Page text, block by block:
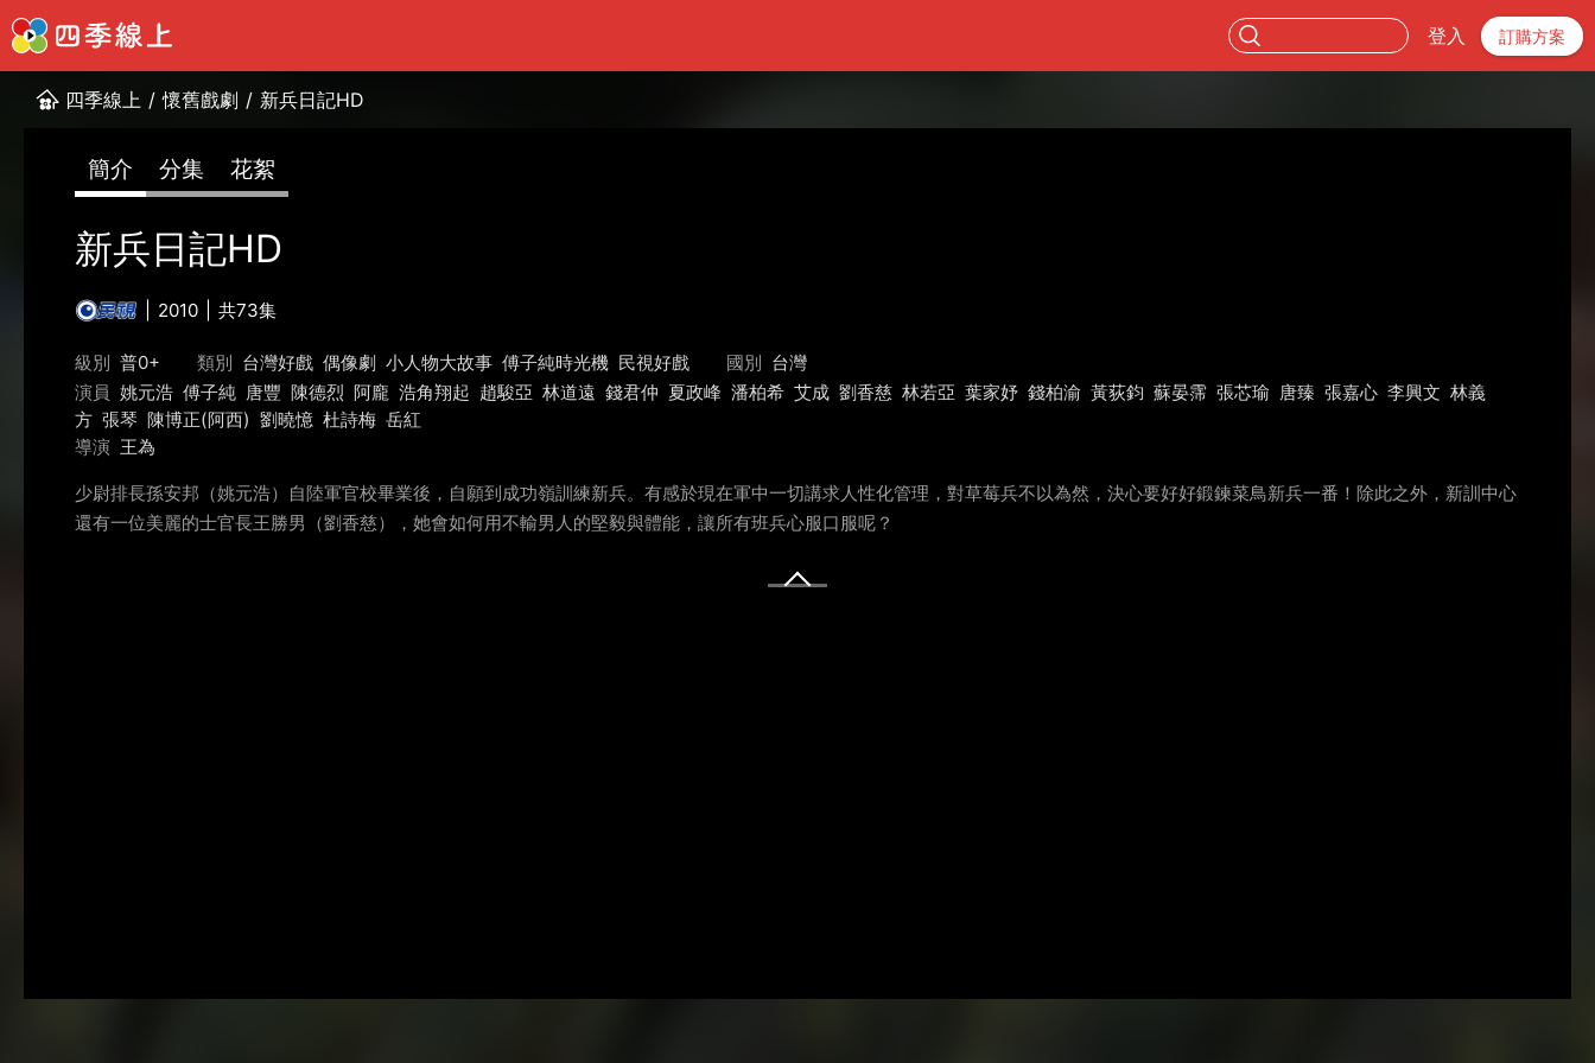
登入 訂購方案
四季線上 / 懷舊戲劇 / 新兵日記HD
簡介 分集 花絮
新兵日記HD
2010 共73集
級別 普0+ 類別 台灣好戲 偶像劇 小人物大故事 傅子純時光機 民視好戲 國別 台灣
演員 姚元浩 傅子純 唐豐 陳德烈 阿龐 浩角翔起 趙駿亞 林道遠 錢君仲 夏政峰 潘柏希 艾成 劉香慈 林若亞 葉家妤 錢柏渝 黃荻鈞 蘇晏霈 張芯瑜 唐臻 張嘉心 李興文 林義
方 張琴 陳博正(阿西) 劉曉憶 杜詩梅 岳紅
導演 王為
少尉排長孫安邦（姚元浩）自陸軍官校畢業後，自願到成功嶺訓練新兵。有感於現在軍中一切講求人性化管理，對草莓兵不以為然，決心要好好鍛鍊菜鳥新兵一番！除此之外，新訓中心
還有一位美麗的士官長王勝男（劉香慈），她會如何用不輸男人的堅毅與體能，讓所有班兵心服口服呢？